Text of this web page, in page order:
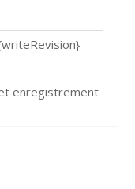
Chrome ?
enregistrement